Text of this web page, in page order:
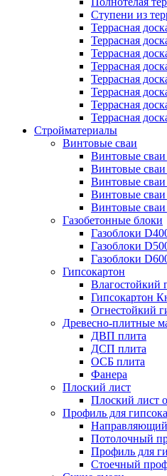
Ступени из
Террасная
Террасная
Террасная
Террасная
Террасная
Террасная
Террасная
Террасная
Стройматериалы
Винтовые сваи
Винтовые
Винтовые сваи
Винтовые сваи
Винтовые сваи
Винтовые
Газобетонные блоки
Газоблоки
Газоблоки
Газоблоки
Гипсокартон
Влагостойкий
Гипсокартон
Огнестойкий
Древесно-плитные
ДВП плита
ДСП плита
ОСБ плита
Фанера
Плоский лист
Плоский лист
Профиль для
Направляющий
Потолочный
Профиль для
Стоечный